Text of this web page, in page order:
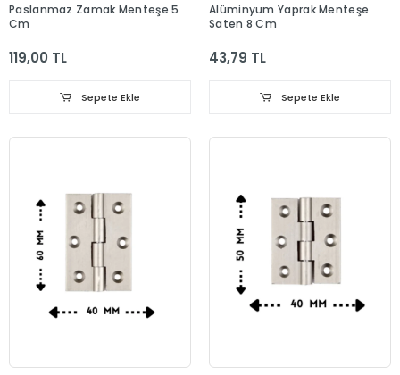
Paslanmaz Zamak Menteşe 5
Cm
119,00 TL
Sepete Ekle
Alüminyum Yaprak Menteşe
Saten 8 Cm
43,79 TL
Sepete Ekle